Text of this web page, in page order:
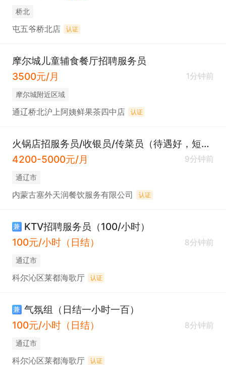
桥北
屯五爷桥北店 认证
摩尔城儿童辅食餐厅招聘服务员
3500元/月
1分钟前
摩尔城附近区域
通辽桥北沪上阿姨鲜果茶四中店 认证
火锅店招服务员/收银员/传菜员（待遇好，短期勿扰）
4200-5000元/月
9分钟前
通辽市
内蒙古塞外天润餐饮服务有限公司 认证
兼 KTV招聘服务员（100/小时）
100元/小时（日结）
8分钟前
通辽市
科尔沁区莱都海歌厅 认证
兼 气氛组（日结一小时一百）
100元/小时（日结）
8分钟前
通辽市
科尔沁区莱都海歌厅 认证